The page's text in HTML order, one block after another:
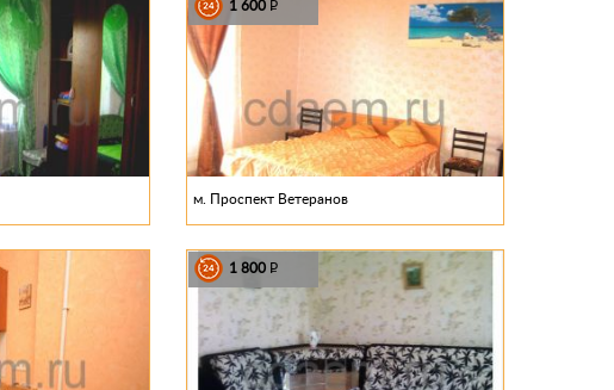
м. Проспект Ветеранов
1 600 P
1 800 P